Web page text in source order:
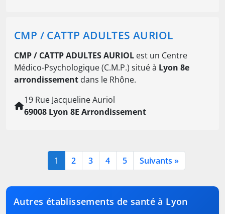
CMP / CATTP ADULTES AURIOL
CMP / CATTP ADULTES AURIOL est un Centre
Médico-Psychologique (C.M.P.) situé à Lyon 8e
arrondissement dans le Rhône.
19 Rue Jacqueline Auriol
69008 Lyon 8E Arrondissement
1 2 3 4 5 Suivants »
Autres établissements de santé à Lyon